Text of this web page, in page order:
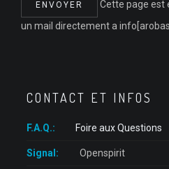
Cette page est
un mail directement a
CONTACT ET INFOS
F.A.Q.: Foire aux Questions
Signal: Openspirit